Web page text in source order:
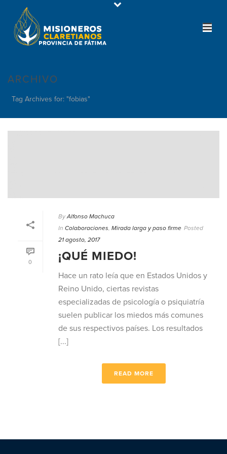
ARCHIVO
Tag Archives for: "fobias"
0
By Alfonso Machuca
In Colaboraciones, Mirada larga y paso firme Posted
21 agosto, 2017
¡QUÉ MIEDO!
Hace un rato leía que en Estados Unidos y
Reino Unido, ciertas revistas
especializadas de psicología o psiquiatría
suelen publicar los miedos más comunes
de sus respectivos países. Los resultados
[...]
READ MORE